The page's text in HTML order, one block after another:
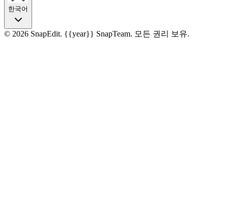
한국어
© 2026 SnapEdit. {{year}} SnapTeam. 모든 권리 보유.